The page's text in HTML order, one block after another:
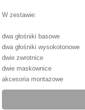
W zestawie:
dwa głośniki basowe
dwa głośniki wysokotonowe
dwie zwrotnice
dwie maskownice
akcesoria montażowe